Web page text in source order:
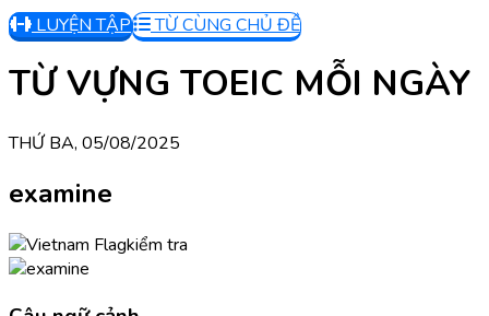
LUYỆN TẬP
TỪ CÙNG CHỦ ĐỀ
TỪ VỰNG TOEIC MỖI NGÀY
THỨ BA, 05/08/2025
examine
kiểm tra